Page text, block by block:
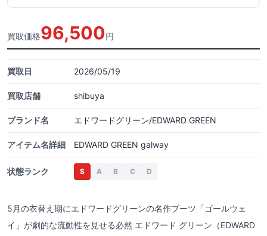
買取価格96,500円
買取日 2026/05/19
買取店舗 shibuya
ブランド名 エドワードグリーン/EDWARD GREEN
アイテム名詳細 EDWARD GREEN galway
状態ランク S A B C D
5月の衣替え期にエドワードグリーンの名作ブーツ「ゴールウェ
イ」が劇的な流動性を見せる必然 エドワード グリーン（EDWARD